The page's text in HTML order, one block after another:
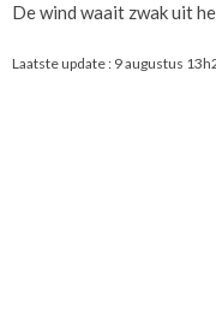
De wind waait zwak uit
Laatste update : 9 augustus